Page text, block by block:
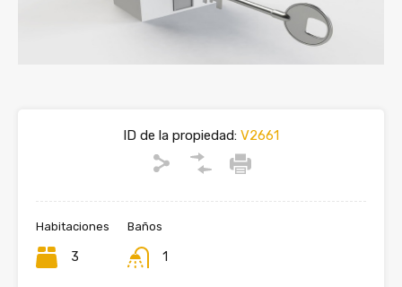
ID de la propiedad: V2661
Habitaciones
3
Baños
1